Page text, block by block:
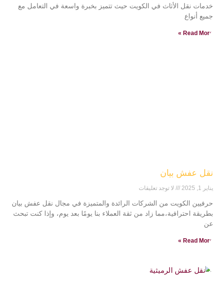
خدمات نقل الأثاث في الكويت حيث تتميز بخبرة واسعة في التعامل مع
جميع أنواع
Read More »
نقل عفش بيان
يناير 1, 2025 لا توجد تعليقات
حرفيين الكويت من الشركات الرائدة والمتميزة في مجال نقل عفش بيان
بطريقة احترافية،مما زاد من ثقة العملاء بنا يومًا بعد يوم، وإذا كنت تبحث
عن
Read More »